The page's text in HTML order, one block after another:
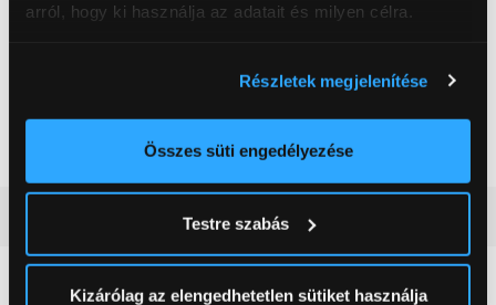
arról, hogy ki használja az adatait és milyen célra.
elhelyezkedéséről pár méteres pontossággal
Az Ön készülékén beazonosítása annak konkrét
módjairól és adja meg preferenciáit aRészletek
pontban. Bármikor módosíthatja vagy visszavonhatja a
Sütinyilatkozathoz való hozzájárulását.
Részletek megjelenítése
Összes süti engedélyezése
Testre szabás
Kizárólag az elengedhetetlen sütiket használja
199 999 Ft
Alulfagyasztós
kombinált hűtőszekrény
119 999 Ft
(0)